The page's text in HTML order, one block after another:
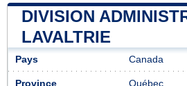
DIVISION
LAVALTRIE
Pays Canada
Province Québec